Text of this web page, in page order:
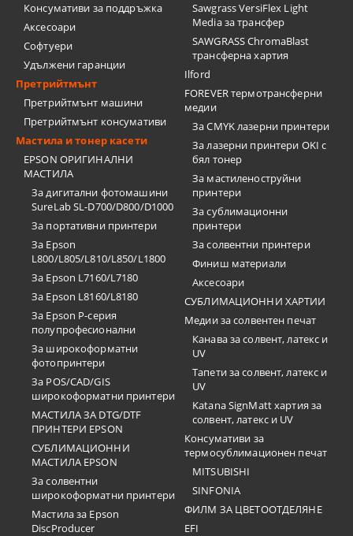
Консумативи за поддръжка
Аксесоари
Софтуери
Удължени гаранции
Претрийтмънт
Претрийтмънт машини
Претрийтмънт консумативи
Мастила и тонер касети
EPSON ОРИГИНАЛНИ
МАСТИЛА
За дигитални фотомашини
SureLab SL-D700/D800/D1000
За портативни принтери
За Epson
L800/L805/L810/L850/L1800
За Epson L7160/L7180
За Epson L8160/L8180
За Epson P-серия
полупрофесионални
За широкоформатни
фотопринтери
За POS/CAD/GIS
широкоформатни принтери
МАСТИЛА ЗА DTG/DTF
ПРИНТЕРИ EPSON
СУБЛИМАЦИОННИ
МАСТИЛА EPSON
За солвентни
широкоформатни принтери
Мастила за Epson
DiscProducer
Sawgrass VersiFlex Light
Media за трансфер
SAWGRASS ChromaBlast
трансферна хартия
Ilford
FOREVER термотрансферни
медии
За CMYK лазерни принтери
За лазерни принтери OKI с
бял тонер
За мастиленоструйни
принтери
За сублимационни
принтери
За солвентни принтери
Финиш материали
Аксесоари
СУБЛИМАЦИОННИ ХАРТИИ
Медии за солвентен печат
Канава за солвент, латекс и
UV
Тапети за солвент, латекс и
UV
Katana SignMatt хартия за
солвент, латекс и UV
Консумативи за
термосублимационен печат
MITSUBISHI
SINFONIA
ФИЛМ ЗА ЦВЕТООТДЕЛЯНЕ
EFI